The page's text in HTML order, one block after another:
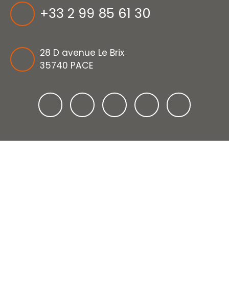
+33 2 99 85 61 30
28 D avenue Le Brix
35740 PACE